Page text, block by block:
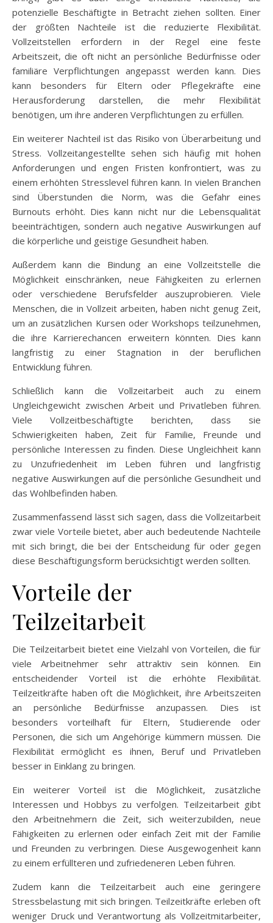
potenzielle Beschäftigte in Betracht ziehen sollten. Einer
der größten Nachteile ist die reduzierte Flexibilität.
Vollzeitstellen erfordern in der Regel eine feste
Arbeitszeit, die oft nicht an persönliche Bedürfnisse oder
familiäre Verpflichtungen angepasst werden kann. Dies
kann besonders für Eltern oder Pflegekräfte eine
Herausforderung darstellen, die mehr Flexibilität
benötigen, um ihre anderen Verpflichtungen zu erfüllen.
Ein weiterer Nachteil ist das Risiko von Überarbeitung und
Stress. Vollzeitangestellte sehen sich häufig mit hohen
Anforderungen und engen Fristen konfrontiert, was zu
einem erhöhten Stresslevel führen kann. In vielen Branchen
sind Überstunden die Norm, was die Gefahr eines
Burnouts erhöht. Dies kann nicht nur die Lebensqualität
beeinträchtigen, sondern auch negative Auswirkungen auf
die körperliche und geistige Gesundheit haben.
Außerdem kann die Bindung an eine Vollzeitstelle die
Möglichkeit einschränken, neue Fähigkeiten zu erlernen
oder verschiedene Berufsfelder auszuprobieren. Viele
Menschen, die in Vollzeit arbeiten, haben nicht genug Zeit,
um an zusätzlichen Kursen oder Workshops teilzunehmen,
die ihre Karrierechancen erweitern könnten. Dies kann
langfristig zu einer Stagnation in der beruflichen
Entwicklung führen.
Schließlich kann die Vollzeitarbeit auch zu einem
Ungleichgewicht zwischen Arbeit und Privatleben führen.
Viele Vollzeitbeschäftigte berichten, dass sie
Schwierigkeiten haben, Zeit für Familie, Freunde und
persönliche Interessen zu finden. Diese Ungleichheit kann
zu Unzufriedenheit im Leben führen und langfristig
negative Auswirkungen auf die persönliche Gesundheit und
das Wohlbefinden haben.
Zusammenfassend lässt sich sagen, dass die Vollzeitarbeit
zwar viele Vorteile bietet, aber auch bedeutende Nachteile
mit sich bringt, die bei der Entscheidung für oder gegen
diese Beschäftigungsform berücksichtigt werden sollten.
Vorteile der
Teilzeitarbeit
Die Teilzeitarbeit bietet eine Vielzahl von Vorteilen, die für
viele Arbeitnehmer sehr attraktiv sein können. Ein
entscheidender Vorteil ist die erhöhte Flexibilität.
Teilzeitkräfte haben oft die Möglichkeit, ihre Arbeitszeiten
an persönliche Bedürfnisse anzupassen. Dies ist
besonders vorteilhaft für Eltern, Studierende oder
Personen, die sich um Angehörige kümmern müssen. Die
Flexibilität ermöglicht es ihnen, Beruf und Privatleben
besser in Einklang zu bringen.
Ein weiterer Vorteil ist die Möglichkeit, zusätzliche
Interessen und Hobbys zu verfolgen. Teilzeitarbeit gibt
den Arbeitnehmern die Zeit, sich weiterzubilden, neue
Fähigkeiten zu erlernen oder einfach Zeit mit der Familie
und Freunden zu verbringen. Diese Ausgewogenheit kann
zu einem erfüllteren und zufriedeneren Leben führen.
Zudem kann die Teilzeitarbeit auch eine geringere
Stressbelastung mit sich bringen. Teilzeitkräfte erleben oft
weniger Druck und Verantwortung als Vollzeitmitarbeiter,